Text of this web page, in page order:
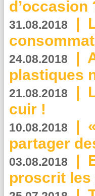
d’occasion
31.08.2018 |
24.08.2018 |
plastiques
21.08.2018 |
cuir !
10.08.2018 |
partager
03.08.2018 |
proscrit les